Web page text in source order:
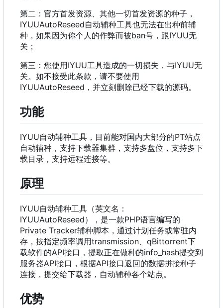
第二：官方首发资源、其他一切首发资源的种子，
IYUUAutoReseed自动辅种工具也无法在出种前辅
种，如果因为你个人的作弊而被ban号，跟IYUU无
关；
第三：您使用IYUU工具造成的一切损失，与IYUU无
关。如不接受此条款，请不要使用
IYUUAutoReseed，并立刻删除已经下载的源码。
功能
IYUU自动辅种工具，目前能对国内大部分的PT站点
自动辅种，支持下载器集群，支持多盘位，支持多下
载目录，支持远程连接等。
原理
IYUU自动辅种工具（英文名：
IYUUAutoReseed），是一款PHP语言编写的
Private Tracker辅种脚本，通过计划任务或常驻内
存，按指定频率调用transmission、qBittorrent下
载软件的API接口，提取正在做种的info_hash提交到
服务器API接口，根据API接口返回的数据拼接种子
连接，提交给下载器，自动辅种各个站点。
优势